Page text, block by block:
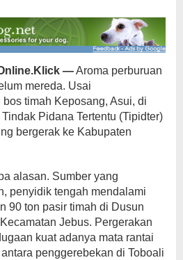
—Aroma perburuan
mereda. Usai
timah Keposang, Asui, di
Pidana Tertentu (Tipidter)
bergerak ke Kabupaten
alasan. Sumber yang
penyidik tengah mendalami
90 ton pasir timah di Dusun
Jebus. Pergerakan
kuat adanya mata rantai
penggerebekan di Toboali